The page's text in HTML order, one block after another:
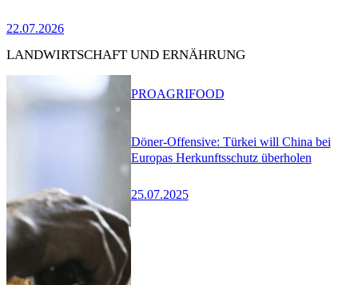
22.07.2026
LANDWIRTSCHAFT UND ERNÄHRUNG
Döner-Offensive: Türkei will China bei
Europas Herkunftsschutz überholen
25.07.2025
PROAGRIFOOD